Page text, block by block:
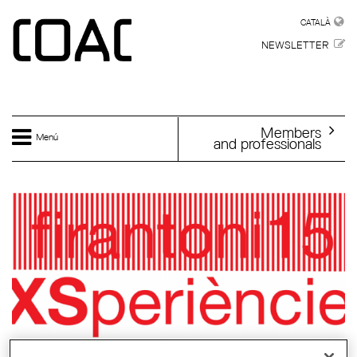
CATALÀ
NEWSLETTER
Menú Members
and professionals